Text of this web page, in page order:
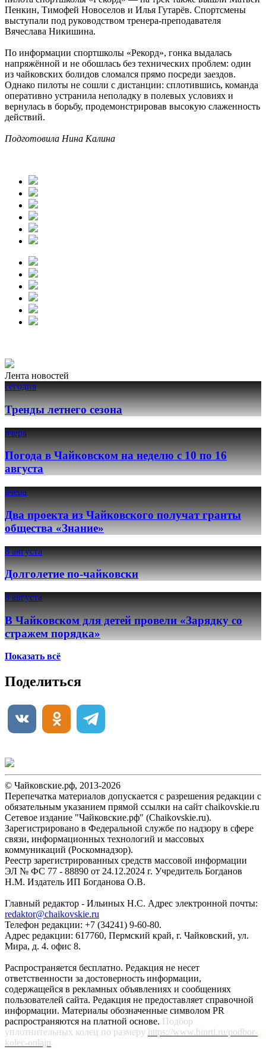
Пенкин, Тимофей Новоселов и Илья Гутарёв. Спортсмены
выступали под руководством тренера-преподавателя
Вячеслава Никишина.
По информации спортшколы «Рекорд», гонка выдалась
напряжённой и не обошлась без технических проблем: один
из чайковских болидов сломался прямо посреди заездов.
Однако пилоты не сошли с дистанции: сплотившись, команда
оперативно устранила неполадку в полевых условиях и
вернулась в борьбу, продемонстрировав высокую слаженность
действий.
Подготовила Нина Калина
Лента новостей
сегодня
Тренды летнего сезона
вчера
Погода в Чайковском на неделю с 10 по 16
августа
вчера
Два проекта из Чайковского получат гранты
общества «Знание»
8 августа
Долголетие по-чайковски
8 августа
В Чайковском для детей провели «Зарядку со
стражем порядка»
Показать всё
Поделиться
© Чайковские.рф, 2013-2026
Перепечатка материалов допускается с разрешения редакции с
обязательным указанием прямой ссылки на сайт chaikovskie.ru
Сетевое издание "Чайковские.рф" (Chaikovskie.ru).
Зарегистрировано в Федеральной службе по надзору в сфере
связи, информационных технологий и массовых
коммуникаций (Роскомнадзор).
Реестр зарегистрированных средств массовой информации
ЭЛ № ФС 77 - 88890 от 24.12.2024 г. Учредитель Богданов
Н.М. Издатель ИП Богданова О.В.
Главный редактор - Ильиных Н.С. Адрес электронной почты:
redaktor@chaikovskie.ru
Телефон редакции: +7 (34241) 9-60-80.
Адрес редакции: 617760, Пермский край, г. Чайковский, ул.
Мира, д. 4. офис 8.
Распространяется бесплатно. Редакция не несет
ответственности за достоверность информации,
содержащейся в рекламных объявлениях и сообщениях
пользователей сайта. Редакция не предоставляет справочной
информации. Материалы обозначенные символом PR
распространяются на платной основе. Подбор
уплотнительных колец по размеру https://www.binrti.ru/podbor-
kolec-onlajn